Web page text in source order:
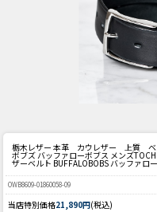
栃木レザー 本革 カウレザー 上質 ベ
ボブズ バッファローボブス メンズ
ザーベルト BUFFALOBOBS バッファロ
OWB8609-01860058-09
当店特別価格21,890円(税込)